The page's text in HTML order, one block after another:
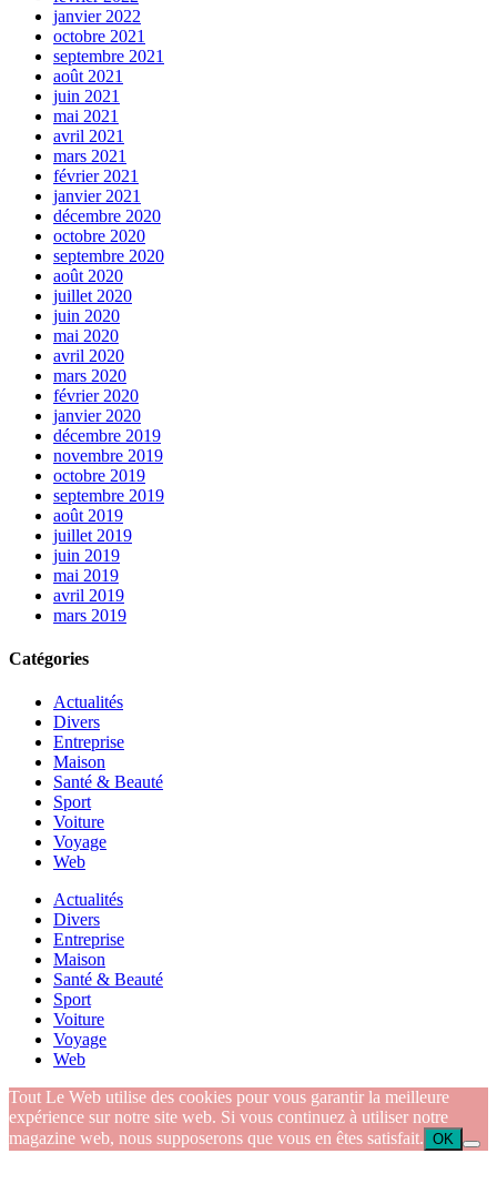
janvier 2022
octobre 2021
septembre 2021
août 2021
juin 2021
mai 2021
avril 2021
mars 2021
février 2021
janvier 2021
décembre 2020
octobre 2020
septembre 2020
août 2020
juillet 2020
juin 2020
mai 2020
avril 2020
mars 2020
février 2020
janvier 2020
décembre 2019
novembre 2019
octobre 2019
septembre 2019
août 2019
juillet 2019
juin 2019
mai 2019
avril 2019
mars 2019
Catégories
Actualités
Divers
Entreprise
Maison
Santé & Beauté
Sport
Voiture
Voyage
Web
Actualités
Divers
Entreprise
Maison
Santé & Beauté
Sport
Voiture
Voyage
Web
Tout Le Web utilise des cookies pour vous garantir la meilleure
expérience sur notre site web. Si vous continuez à utiliser notre
magazine web, nous supposerons que vous en êtes satisfait. OK